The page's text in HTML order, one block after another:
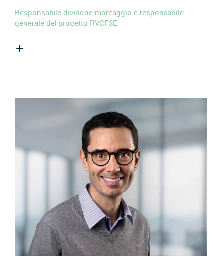
Responsabile divisone montaggio e responsabile
generale del progetto RVCFSE